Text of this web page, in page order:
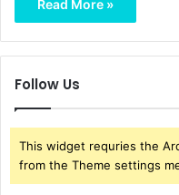
Read More »
Follow Us
This widget requries the
from the Theme settings